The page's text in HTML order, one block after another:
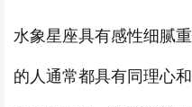
水象星座具有感性细腻
的人通常都具有同理心